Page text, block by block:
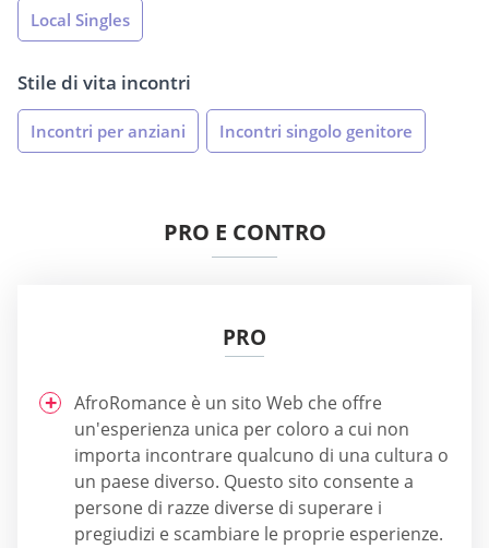
Local Singles
Stile di vita incontri
Incontri per anziani Incontri singolo genitore
PRO E CONTRO
PRO
AfroRomance è un sito Web che offre
un'esperienza unica per coloro a cui non
importa incontrare qualcuno di una cultura o
un paese diverso. Questo sito consente a
persone di razze diverse di superare i
pregiudizi e scambiare le proprie esperienze.